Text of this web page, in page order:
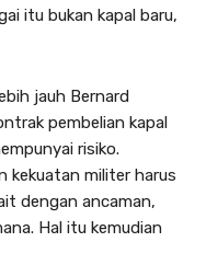
itu bukan kapal baru,
jauh Bernard
pembelian kapal
risiko.
kekuatan militer harus
dengan ancaman,
Hal itu kemudian